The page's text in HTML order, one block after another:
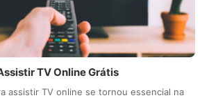
TV Online Grátis
assistir TV online se tornou essencial na